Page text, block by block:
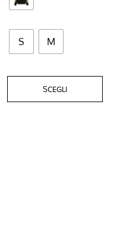
S M
SCEGLI
pagina
prodotto